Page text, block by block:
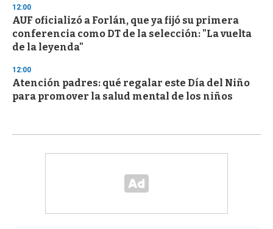
12:00
AUF oficializó a Forlán, que ya fijó su primera
conferencia como DT de la selección: "La vuelta
de la leyenda"
12:00
Atención padres: qué regalar este Día del Niño
para promover la salud mental de los niños